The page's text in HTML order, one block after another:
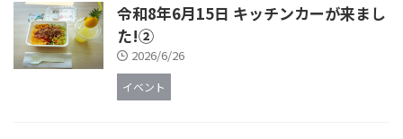
令和8年6月15日 キッチンカーが来まし
た!②
2026/6/26
イベント